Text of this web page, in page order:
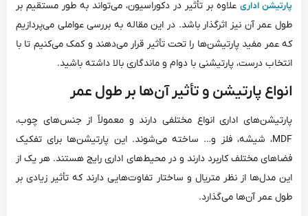
پارتیشن اداری علاوه بر تأثیر در دکوراسیون، می‌تواند به طور مستقیم بر
طول عمر آن نیز اثرگذار باشد. در این مقاله به بررسی عواملی می‌پردازیم
که عمر مفید پارتیشن‌ها را تحت تأثیر قرار می‌دهند و کمک می‌کنیم تا با
انتخاب درست، پارتیشنی با دوام و ماندگاری بالا داشته باشید.
انواع پارتیشن و تأثیر آن‌ها بر طول عمر
پارتیشن‌های اداری انواع مختلفی دارند و معمولاً از جنس‌های چوب،
MDF، شیشه، فلز و… ساخته می‌شوند. این پارتیشن‌ها برای تفکیک
فضاهای مختلف کاربرد دارند و در محیط‌های اداری رایج هستند. هر یک از
این مدل‌ها از نظر متریال و ساختار تفاوت‌هایی دارند که تأثیر زیادی بر
طول عمر آن‌ها می‌گذارد.